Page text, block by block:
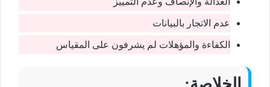
عدم الاتجار بالبيانات
الكفاءة والمؤهلات لم يشرفون على المقياس